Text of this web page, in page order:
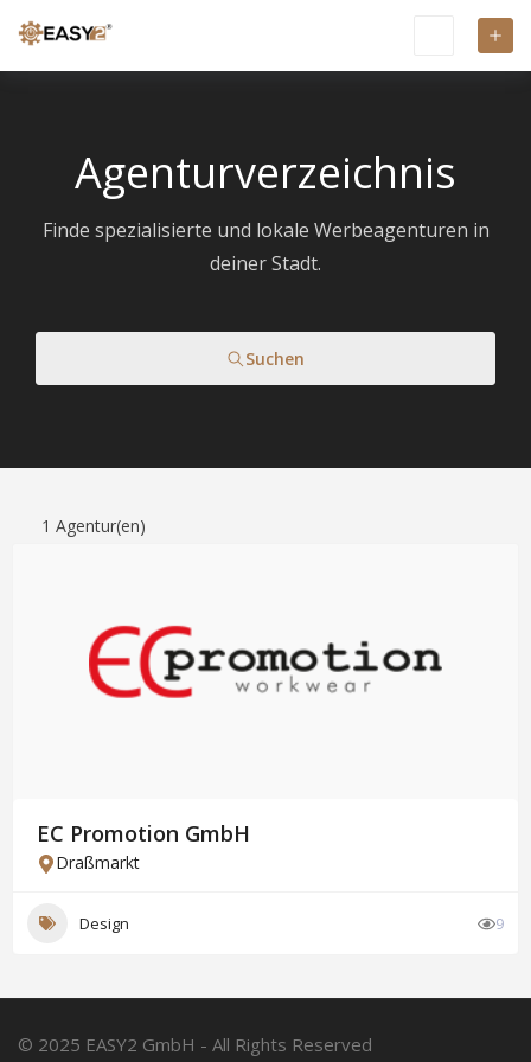
Agenturverzeichnis
Finde spezialisierte und lokale Werbeagenturen in
deiner Stadt.
Suchen
1 Agentur(en)
EC Promotion GmbH
Draßmarkt
Design 9
© 2025 EASY2 GmbH - All Rights Reserved